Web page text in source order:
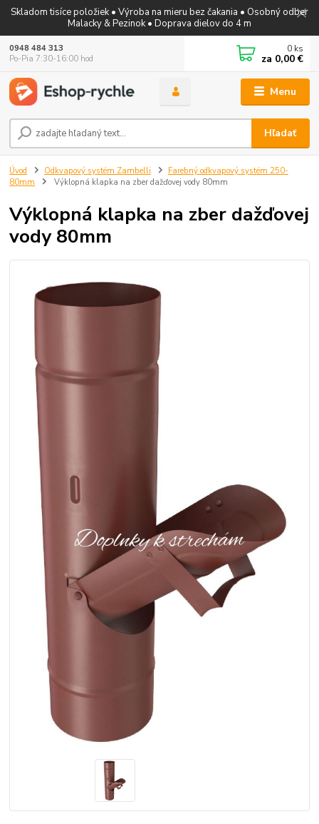
Skladom tisíce položiek • Výroba na mieru bez čakania • Osobný odber
Malacky & Pezinok • Doprava dielov do 4 m
Menu
Hľadať
0948 484 313
Po-Pia 7:30-16:00 hod
0 ks
za 0,00 €
Úvod Odkvapový systém Zambelli
Farebný odkvapový systém 250-
80mm
Výklopná klapka na zber dažďovej vody 80mm
Výklopná klapka na zber dažďovej
vody 80mm